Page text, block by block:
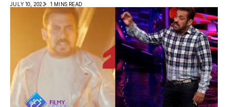
JULY 10, 2023 1 MINS READ